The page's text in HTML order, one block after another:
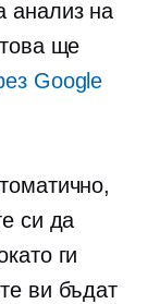
анализ на
ще
Google
си да
ги
ви бъдат